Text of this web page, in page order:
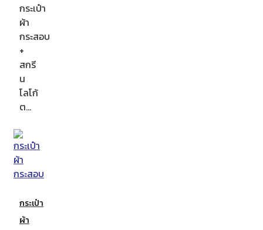
กระเป๋า
ผ้า
กระสอบ
+
สกรี
น
โลโก้
ต…
กระเป๋า
ผ้า